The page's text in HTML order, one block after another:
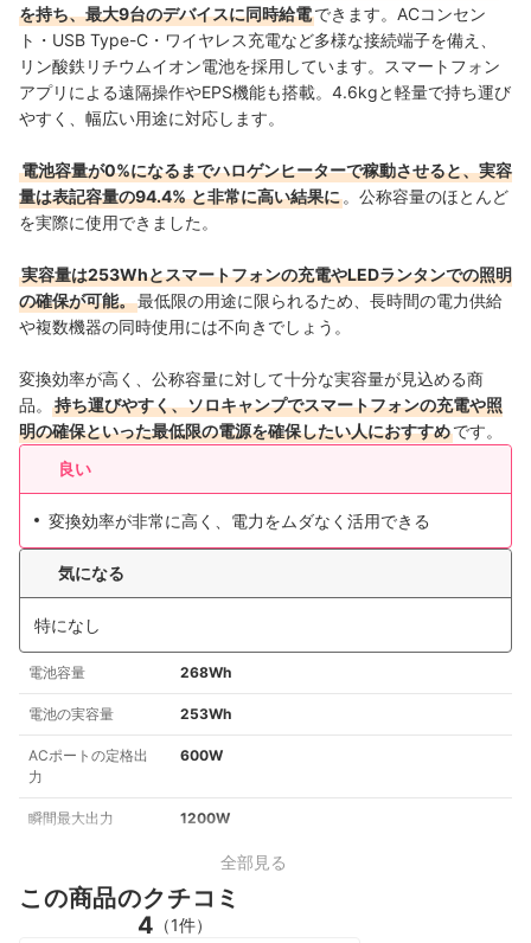
を持ち、最大9台のデバイスに同時給電できます。ACコンセン
ト・USB Type-C・ワイヤレス充電など多様な接続端子を備え、
リン酸鉄リチウムイオン電池を採用しています。スマートフォン
アプリによる遠隔操作やEPS機能も搭載。4.6kgと軽量で持ち運び
やすく、幅広い用途に対応します。
電池容量が0%になるまでハロゲンヒーターで稼動させると、実容
量は表記容量の94.4% と非常に高い結果に 。公称容量のほとんど
を実際に使用できました。
実容量は253Whとスマートフォンの充電やLEDランタンでの照明
の確保が可能。最低限の用途に限られるため、長時間の電力供給
や複数機器の同時使用には不向きでしょう。
変換効率が高く、公称容量に対して十分な実容量が見込める商
品。
持ち運びやすく、ソロキャンプでスマートフォンの充電や照
明の確保といった最低限の電源を確保したい人におすすめです。
良い
変換効率が非常に高く、電力をムダなく活用できる
気になる
特になし
電池容量 268Wh
電池の実容量 253Wh
ACポートの定格出
力
600W
瞬間最大出力 1200W
全部見る
この商品のクチコミ
4 （1件）